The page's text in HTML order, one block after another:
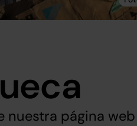
nuestra página